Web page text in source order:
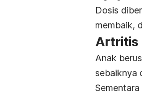
Dosis
membaik,
Artritis
Anak
sebaiknya